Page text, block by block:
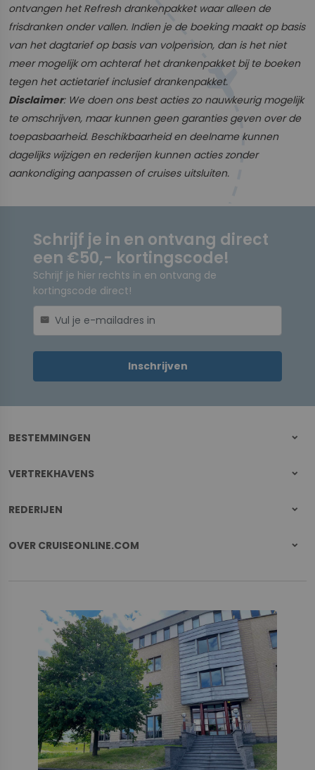
ontvangen het Refresh drankenpakket waar alleen de
frisdranken onder vallen. Indien je de boeking maakt op basis
van het dagtarief op basis van volpension, dan is het niet
meer mogelijk om achteraf het drankenpakket bij te boeken
tegen het actietarief inclusief drankenpakket.
Disclaimer: We doen ons best acties zo nauwkeurig mogelijk
te omschrijven, maar kunnen geen garanties geven over de
toepasbaarheid. Beschikbaarheid en deelname kunnen
dagelijks wijzigen en rederijen kunnen acties zonder
aankondiging aanpassen of cruises uitsluiten.
Schrijf je in en ontvang direct
een €50,- kortingscode!
Schrijf je hier rechts in en ontvang de
kortingscode direct!
mail
Inschrijven
BESTEMMINGEN
VERTREKHAVENS
REDERIJEN
OVER CRUISEONLINE.COM